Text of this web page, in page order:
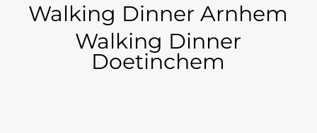
Walking Dinner Arnhem
Walking Dinner
Doetinchem